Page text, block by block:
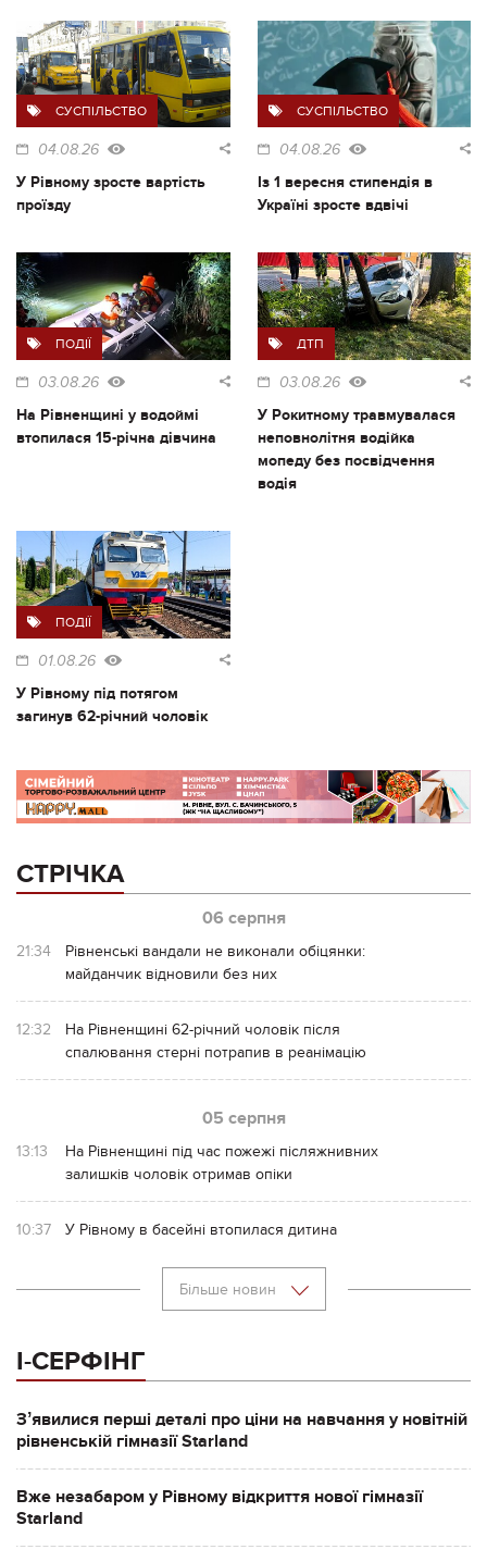
СУСПІЛЬСТВО
04.08.26
У Рівному зросте вартість
проїзду
СУСПІЛЬСТВО
04.08.26
Із 1 вересня стипендія в
Україні зросте вдвічі
ПОДІЇ
03.08.26
На Рівненщині у водоймі
втопилася 15-річна дівчина
ДТП
03.08.26
У Рокитному травмувалася
неповнолітня водійка
мопеду без посвідчення
водія
ПОДІЇ
01.08.26
У Рівному під потягом
загинув 62-річний чоловік
СТРІЧКА
06 серпня
21:34
Рівненські вандали не виконали обіцянки:
майданчик відновили без них
12:32
На Рівненщині 62-річний чоловік після
спалювання стерні потрапив в реанімацію
05 серпня
13:13
На Рівненщині під час пожежі післяжнивних
залишків чоловік отримав опіки
10:37 У Рівному в басейні втопилася дитина
Більше новин
І-СЕРФІНГ
Зʼявилися перші деталі про ціни на навчання у новітній
рівненській гімназії Starland
Вже незабаром у Рівному відкриття нової гімназії
Starland